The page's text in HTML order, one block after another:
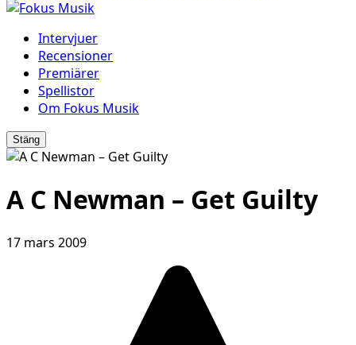
Intervjuer
Recensioner
Premiärer
Spellistor
Om Fokus Musik
Stäng
A C Newman – Get Guilty
17 mars 2009